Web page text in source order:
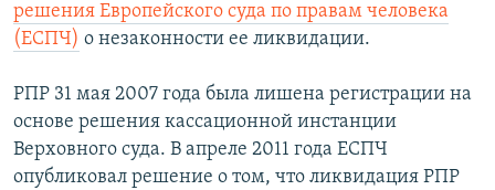
решения Европейского суда по правам человека
(ЕСПЧ) о незаконности ее ликвидации.
РПР 31 мая 2007 года была лишена регистрации на
основе решения кассационной инстанции
Верховного суда. В апреле 2011 года ЕСПЧ
опубликовал решение о том, что ликвидация РПР